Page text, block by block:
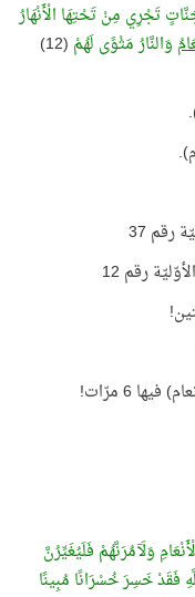
تَجْرِي مِنْ تَحْتِهَا الْأَنْهَارُ
وَالنَّارُ مَثْوًى لَهُمْ
(12)
وَلَآمُرَنَّهُمْ فَلَيُغَيِّرُنَّ
فَقَدْ خَسِرَ خُسْرَانًا مُبِينًا